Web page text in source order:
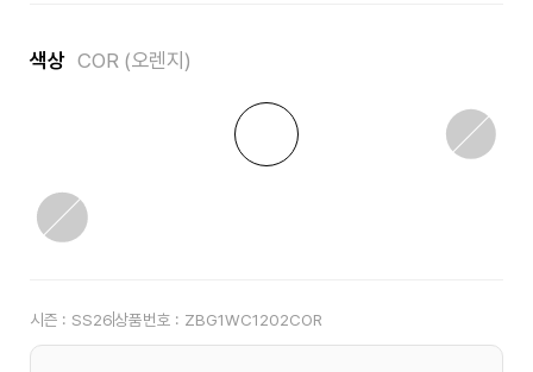
색상 COR (오렌지)
시즌 : SS26상품번호 : ZBG1WC1202COR